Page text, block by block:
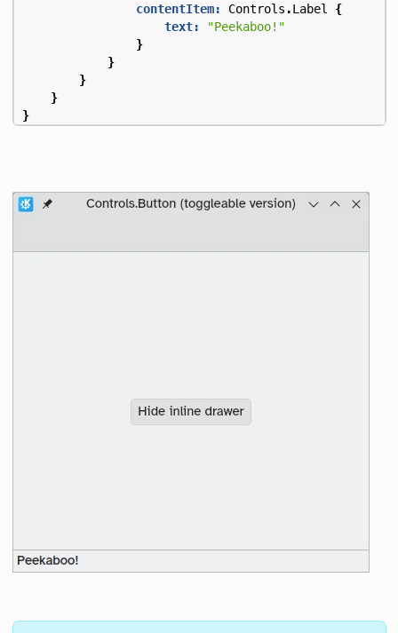
contentItem: Controls .Label
{
text:
"Peekaboo!"
}
}
}
}
}